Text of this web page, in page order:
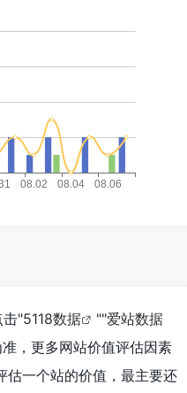
击"5118数据 ""爱站数据
，更多网站价值评估因素
估一个站的价值，最主要还